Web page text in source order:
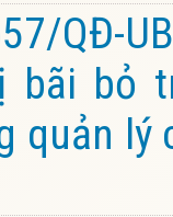
QĐ-
bãi bỏ
quản